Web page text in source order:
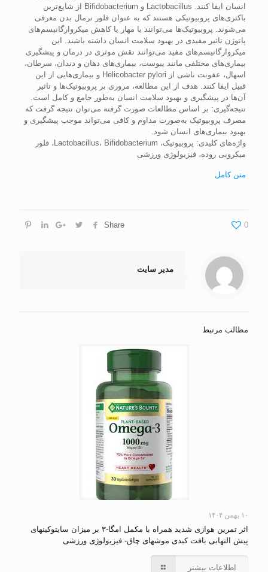
انسان ایفا کنند. Lactobacillus و Bifidobacterium از شایع‌ترین
باکتری‌های پروبیوتیکی هستند که به عنوان فلور نرمال بدن معرفی
می‌شوند. پروبیوتیک‌ها می‌توانند با مهار یا کاهش میکروارگانیسم‌های
پاتوژن تاثیر مفیدی در بهبود سلامت انسان داشته باشند. این
میکروارگانیسم‌های مفید می‌توانند نقش موثری در درمان و پیشگیری
بیماری‌های مختلفی مانند یبوست، بیماری‌های دهان و دندان، سرطان،
اسهال، عفونت ناشی از Helicobacter pylori و بیماری‌هایی از این
قبیل ایفا کنند. هدف از این مطالعه، مروری بر پروبیوتیک‌ها و تاثیر
آن‌ها در پیشگیری و بهبود سلامت انسان به‌طور جامع و کامل است.
نتیجه‌گیری: بر اساس مطالعات صورت گرفته می‌توان نتیجه گرفت که
مصرف پروبیوتیک به‌صورت مداوم و کافی می‌تواند موجب پیشگیری و
بهبود بیماری‌های انسان شود.
واژه‌های کلیدی: پروبیوتیک، Lactobacillus، Bifidobacterium‌، فلور
میکروبی روده، فیزیولوژی ورزشی
متن کامل
Share 0
مدیر سایت
مطالب مرتبط
۱۰ بهمن ۱۴۰۴
اثر تمرین هوازی شدید همراه با مکمل امگا-۳ بر میزان سایتوکینهای
پیش التهابی بافت کبدی موشهای چاق- فیزیولوژی ورزشی
اطلاعات بیشتر